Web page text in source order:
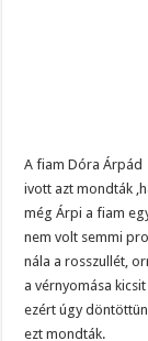
A fiam Dóra Árpád
ivott azt mondták
még Árpi a fiam
nem volt semmi
nála a rosszullét,
a vérnyomása
ezért úgy
ezt mondták.